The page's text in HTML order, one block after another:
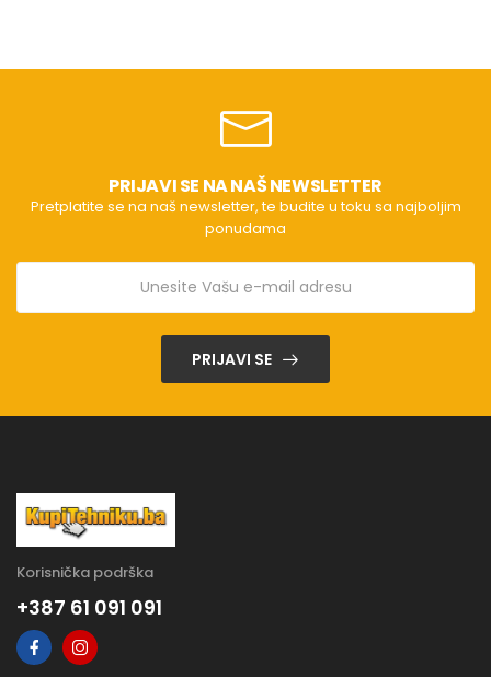
PRIJAVI SE NA NAŠ NEWSLETTER
Pretplatite se na naš newsletter, te budite u toku sa najboljim
ponudama
PRIJAVI SE
Korisnička podrška
+387 61 091 091